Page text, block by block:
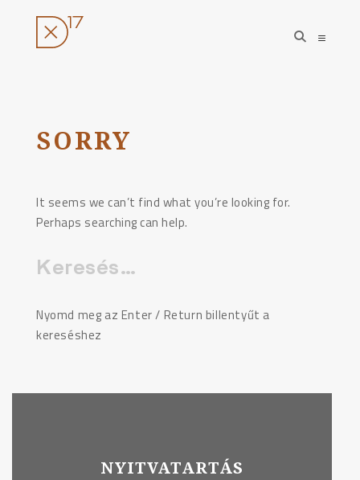
tartalomhoz
open
search
open
SORRY
It seems we can’t find what you’re looking for.
Perhaps searching can help.
Keresés:
Nyomd meg az Enter / Return billentyűt a
kereséshez
NYITVATARTÁS